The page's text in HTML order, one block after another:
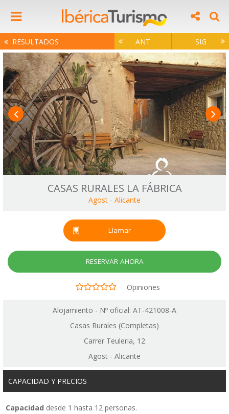
RESULTADOS ANT SIG
CASAS RURALES LA FÁBRICA
Agost - Alicante
Llamar
RESERVAR AHORA
Opiniones
Alojamiento - Nº oficial: AT-421008-A
Casas Rurales (Completas)
Carrer Teuleria, 12
Agost - Alicante
CAPACIDAD Y PRECIOS
Capacidad desde 1 hasta 12 personas.